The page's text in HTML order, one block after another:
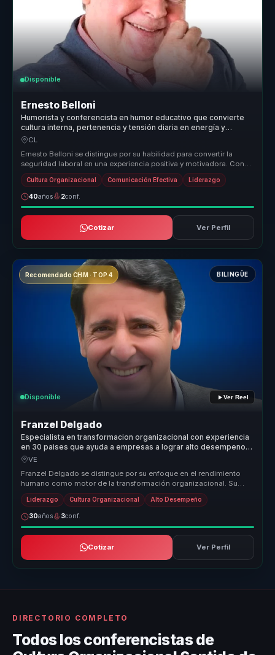
Disponible
Ernesto Belloni
Humorista y conferencista en humor educativo que convierte
cultura interna, pertenencia y tensión diaria en energía y
cohesión para equipos.
CL
Ernesto Belloni se distingue por su habilidad para convertir la
seguridad laboral en una experiencia positiva y motivadora. Con
su enfoqu...
Cultura Organizacional Comunicación Efectiva Liderazgo
40años 2conf.
Cotizar Ver Perfil
Recomendado CHM · TOP 4 BILINGÜE
Disponible Ver Reel
Franzel Delgado
Especialista en transformacion organizacional con experiencia
en 30 paises que ayuda a empresas a lograr alto desempeno
con bienestar y cultura.
VE
Franzel Delgado se distingue por su enfoque en el rendimiento
humano como motor de la transformación organizacional. Su
metodología única...
Liderazgo Cultura Organizacional Alto Desempeño
30años 3conf.
Cotizar Ver Perfil
DIRECTORIO COMPLETO
Todos los conferencistas de